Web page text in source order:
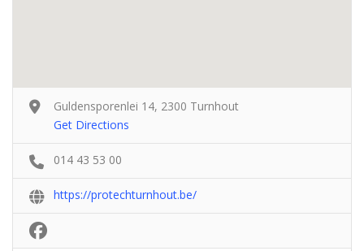
Guldensporenlei 14, 2300 Turnhout
Get Directions
014 43 53 00
https://protechturnhout.be/